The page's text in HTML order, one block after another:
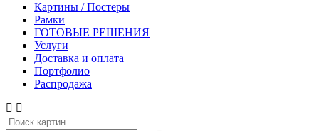
Картины / Постеры
Рамки
ГОТОВЫЕ РЕШЕНИЯ
Услуги
Доставка и оплата
Портфолио
Распродажа